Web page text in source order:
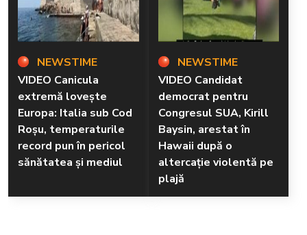
NEWSTIME
VIDEO Canicula
extremă lovește
Europa: Italia sub Cod
Roșu, temperaturile
record pun în pericol
sănătatea și mediul
NEWSTIME
VIDEO Candidat
democrat pentru
Congresul SUA, Kirill
Baysin, arestat în
Hawaii după o
altercație violentă pe
plajă